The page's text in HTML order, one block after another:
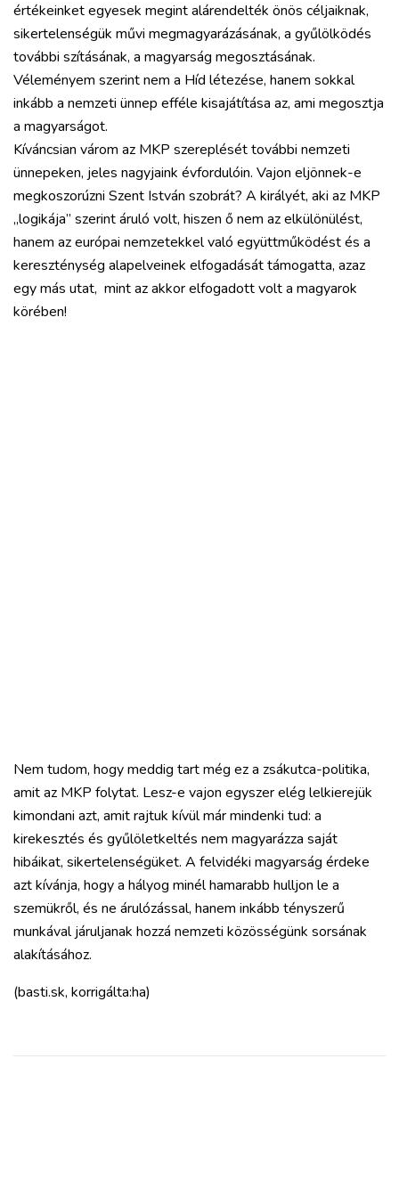
értékeinket egyesek megint alárendelték önös céljaiknak,
sikertelenségük művi megmagyarázásának, a gyűlölködés
további szításának, a magyarság megosztásának.
Véleményem szerint nem a Híd létezése, hanem sokkal
inkább a nemzeti ünnep efféle kisajátítása az, ami megosztja
a magyarságot.
Kíváncsian várom az MKP szereplését további nemzeti
ünnepeken, jeles nagyjaink évfordulóin. Vajon eljönnek-e
megkoszorúzni Szent István szobrát? A királyét, aki az MKP
„logikája” szerint áruló volt, hiszen ő nem az elkülönülést,
hanem az európai nemzetekkel való együttműködést és a
kereszténység alapelveinek elfogadását támogatta, azaz
egy más utat, mint az akkor elfogadott volt a magyarok
körében!
Nem tudom, hogy meddig tart még ez a zsákutca-politika,
amit az MKP folytat. Lesz-e vajon egyszer elég lelkierejük
kimondani azt, amit rajtuk kívül már mindenki tud: a
kirekesztés és gyűlöletkeltés nem magyarázza saját
hibáikat, sikertelenségüket. A felvidéki magyarság érdeke
azt kívánja, hogy a hályog minél hamarabb hulljon le a
szemükről, és ne árulózással, hanem inkább tényszerű
munkával járuljanak hozzá nemzeti közösségünk sorsának
alakításához.
(basti.sk, korrigálta:ha)